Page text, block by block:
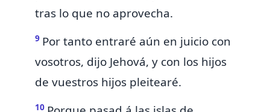
tras lo que no aprovecha.
9 Por tanto entraré aún en juicio con
vosotros, dijo Jehová, y con los hijos
de vuestros hijos pleitearé.
10